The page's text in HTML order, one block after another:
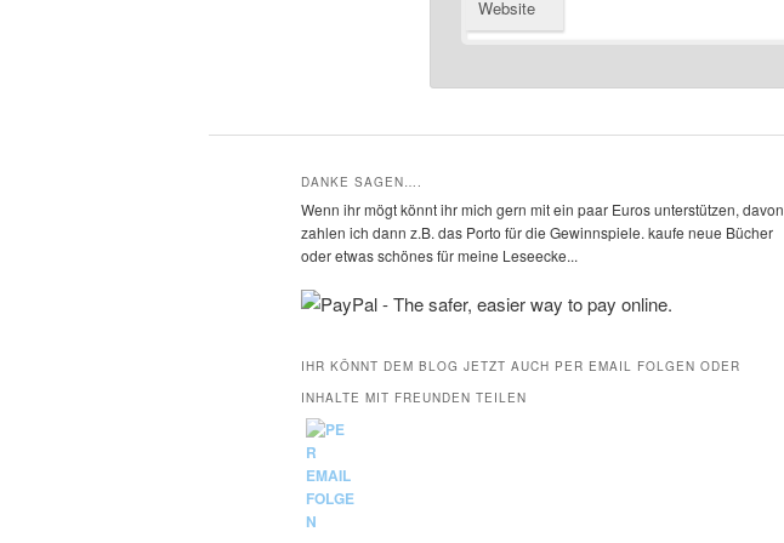
Website
DANKE SAGEN….
Wenn ihr mögt könnt ihr mich gern mit ein paar Euros unterstützen, davon
zahlen ich dann z.B. das Porto für die Gewinnspiele. kaufe neue Bücher
oder etwas schönes für meine Leseecke...
IHR KÖNNT DEM BLOG JETZT AUCH PER EMAIL FOLGEN ODER
INHALTE MIT FREUNDEN TEILEN